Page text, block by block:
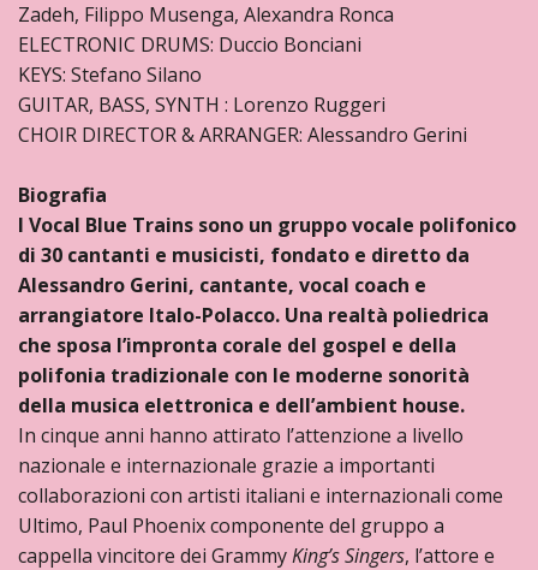
Zadeh, Filippo Musenga, Alexandra Ronca
ELECTRONIC DRUMS: Duccio Bonciani
KEYS: Stefano Silano
GUITAR, BASS, SYNTH : Lorenzo Ruggeri
CHOIR DIRECTOR & ARRANGER: Alessandro Gerini
Biografia
I Vocal Blue Trains sono un gruppo vocale polifonico
di 30 cantanti e musicisti, fondato e diretto da
Alessandro Gerini, cantante, vocal coach e
arrangiatore Italo-Polacco. Una realtà poliedrica
che sposa l’impronta corale del gospel e della
polifonia tradizionale con le moderne sonorità
della musica elettronica e dell’ambient house.
In cinque anni hanno attirato l’attenzione a livello
nazionale e internazionale grazie a importanti
collaborazioni con artisti italiani e internazionali come
Ultimo, Paul Phoenix componente del gruppo a
cappella vincitore dei GrammyKing’s Singers, l’attore e